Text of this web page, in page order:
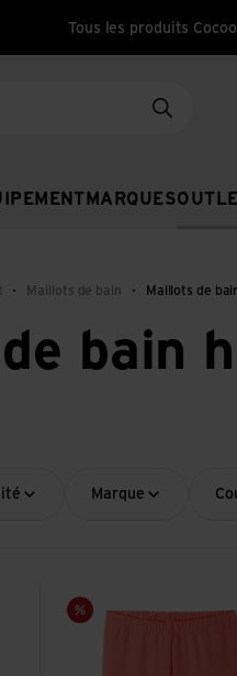
Tous les produits
MARQUES
Maillots de bain Maillots de
bain
Marque
Vente
Voir Aaltoa